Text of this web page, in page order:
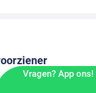
Vragen? App ons!